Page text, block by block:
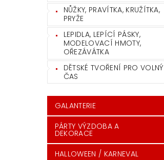
NŮŽKY, PRAVÍTKA, KRUŽÍTKA,
PRYŽE
LEPIDLA, LEPÍCÍ PÁSKY,
MODELOVACÍ HMOTY,
OŘEZÁVÁTKA
DĚTSKÉ TVOŘENÍ PRO VOLNÝ
ČAS
GALANTERIE
PÁRTY VÝZDOBA A
DEKORACE
HALLOWEEN / KARNEVAL